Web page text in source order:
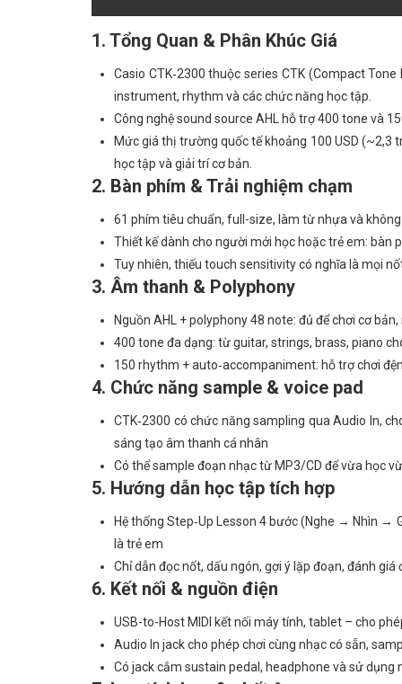
1. Tổng Quan & Phân Khúc Giá
Casio CTK‑2300 thuộc series CTK (Compact
instrument, rhythm và các chức năng học tập.
Công nghệ sound source AHL hỗ trợ 400 tone và
Mức giá thị trường quốc tế khoảng 100 USD (~2,3
học tập và giải trí cơ bản.
2. Bàn phím & Trải nghiệm chạm
61 phím tiêu chuẩn, full-size, làm từ nhựa và
Thiết kế dành cho người mới học hoặc trẻ em: bàn
Tuy nhiên, thiếu touch sensitivity có nghĩa là mọi
3. Âm thanh & Polyphony
Nguồn AHL + polyphony 48 note: đủ để chơi cơ
400 tone đa dạng: từ guitar, strings, brass, piano
150 rhythm + auto‑accompaniment: hỗ trợ chơi
4. Chức năng sample & voice pad
CTK‑2300 có chức năng sampling qua Audio In,
sáng tạo âm thanh cá nhân
Có thể sample đoạn nhạc từ MP3/CD để vừa học
5. Hướng dẫn học tập tích hợp
Hệ thống Step‑Up Lesson 4 bước (Nghe → Nhìn →
là trẻ em
Chỉ dẫn đọc nốt, dấu ngón, gợi ý lặp đoạn, đánh
6. Kết nối & nguồn điện
USB-to-Host MIDI kết nối máy tính, tablet – cho
Audio In jack cho phép chơi cùng nhạc có sẵn,
Có jack cắm sustain pedal, headphone và sử dụng